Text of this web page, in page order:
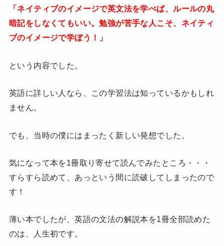
「ネイティブのイメージで英文法を学べば、ルールの丸
暗記をしなくてもいい。勉強が苦手な人こそ、ネイティ
ブのイメージで学ぼう！」
という内容でした。
英語に詳しい人なら、この学習法は知っているかもしれ
ません。
でも、当時の僕にはまったく新しい発想でした。
気になって本を1冊取り寄せて読んでみたところ・・・
すらすら読めて、あっという間に読破してしまったので
す！
薄い本でしたが、英語の文法の解説本を1冊全部読めた
のは、人生初です。